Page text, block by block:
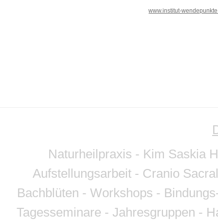
www.institut-
Naturheilpraxis - Kim Saskia
Aufstellungsarbeit - Cranio
Bachblüten - Workshops -
Tagesseminare - Jahresgruppen -